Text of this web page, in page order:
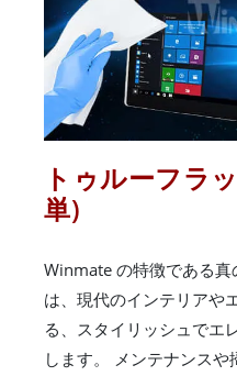
トゥルーフラ
単)
Winmate の特徴である
は、現代のインテリアや
る、スタイリッシュでエ
します。 メンテナンス